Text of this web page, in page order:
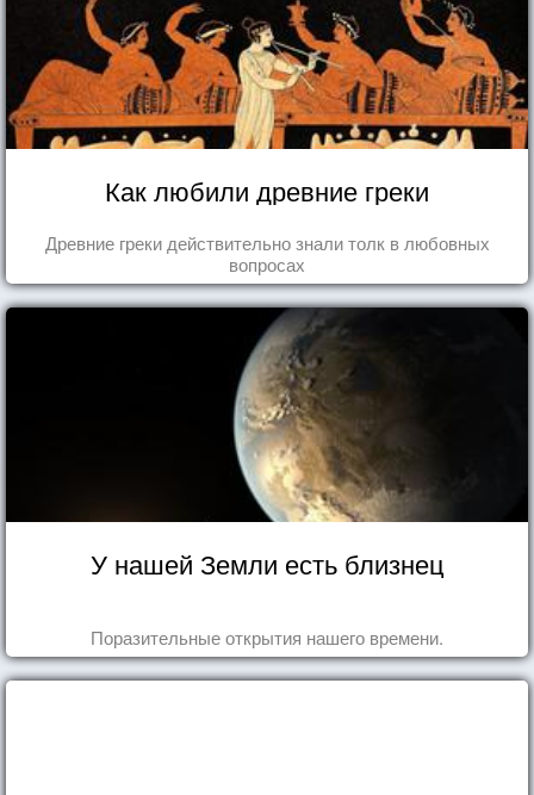
Как любили древние греки
Древние греки действительно знали толк в любовных
вопросах
У нашей Земли есть близнец
Поразительные открытия нашего времени.